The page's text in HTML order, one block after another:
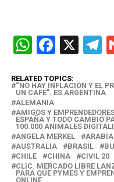
W
at
s
A
p
p
F
ce
b
o
o
k
X T
e
gr
a
RELATED TOPICS:
“NO HAY INFLACIÓN Y EL
UN CAFÉ”. ES ARGENTINA
ALEMANIA
AMIGOS Y
ESPAÑA Y TODO CAMBIÓ
100.000 ANIMALES
ANGELA MERKEL
AUSTRALIA
BRASIL
CHILE
CHINA
CIVIL 20
CLIC. MERCADO LIBRE
PARA QUE PYMES Y
ONLINE